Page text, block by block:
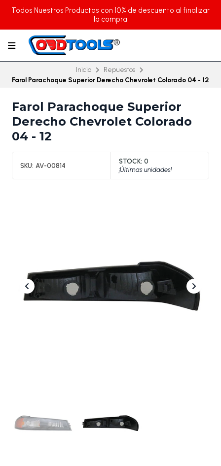
Todos Nuestros Productos con 10% de descuento al finalizar
la compra
Inicio
Repuestos
Farol Parachoque Superior Derecho Chevrolet Colorado 04 - 12
Farol Parachoque Superior
Derecho Chevrolet Colorado
04 - 12
SKU: AV-00814
STOCK: 0
¡Últimas unidades!